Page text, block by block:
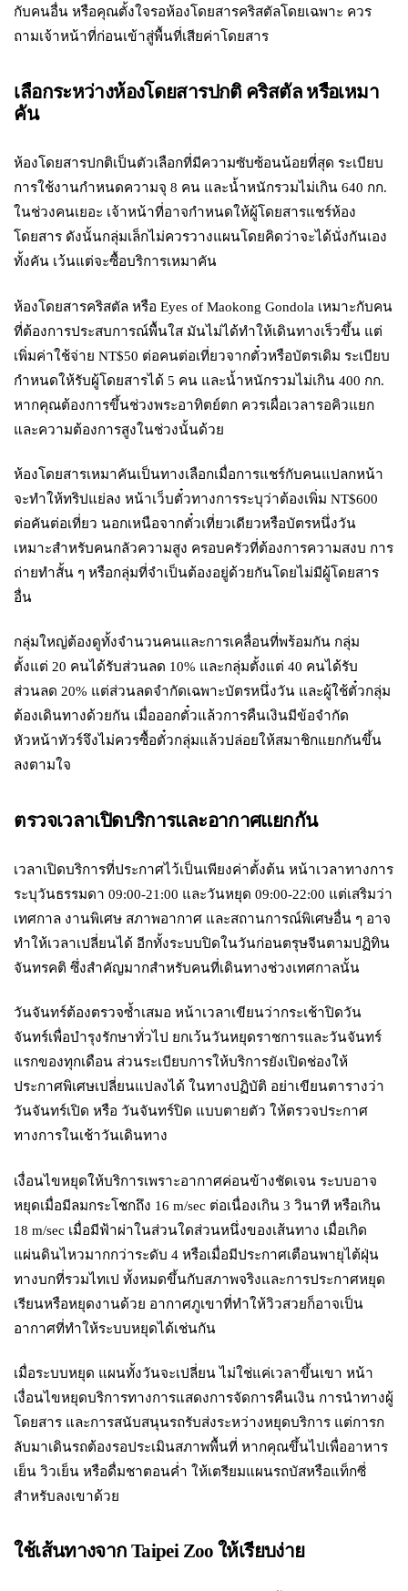
กับคนอื่น หรือคุณตั้งใจรอห้องโดยสารคริสตัลโดยเฉพาะ ควร
ถามเจ้าหน้าที่ก่อนเข้าสู่พื้นที่เสียค่าโดยสาร
เลือกระหว่างห้องโดยสารปกติ คริสตัล หรือเหมา
คัน
ห้องโดยสารปกติเป็นตัวเลือกที่มีความซับซ้อนน้อยที่สุด ระเบียบ
การใช้งานกำหนดความจุ 8 คน และน้ำหนักรวมไม่เกิน 640 กก.
ในช่วงคนเยอะ เจ้าหน้าที่อาจกำหนดให้ผู้โดยสารแชร์ห้อง
โดยสาร ดังนั้นกลุ่มเล็กไม่ควรวางแผนโดยคิดว่าจะได้นั่งกันเอง
ทั้งคัน เว้นแต่จะซื้อบริการเหมาคัน
ห้องโดยสารคริสตัล หรือ Eyes of Maokong Gondola เหมาะกับคน
ที่ต้องการประสบการณ์พื้นใส มันไม่ได้ทำให้เดินทางเร็วขึ้น แต่
เพิ่มค่าใช้จ่าย NT$50 ต่อคนต่อเที่ยวจากตั๋วหรือบัตรเดิม ระเบียบ
กำหนดให้รับผู้โดยสารได้ 5 คน และน้ำหนักรวมไม่เกิน 400 กก.
หากคุณต้องการขึ้นช่วงพระอาทิตย์ตก ควรเผื่อเวลารอคิวแยก
และความต้องการสูงในช่วงนั้นด้วย
ห้องโดยสารเหมาคันเป็นทางเลือกเมื่อการแชร์กับคนแปลกหน้า
จะทำให้ทริปแย่ลง หน้าเว็บตั๋วทางการระบุว่าต้องเพิ่ม NT$600
ต่อคันต่อเที่ยว นอกเหนือจากตั๋วเที่ยวเดียวหรือบัตรหนึ่งวัน
เหมาะสำหรับคนกลัวความสูง ครอบครัวที่ต้องการความสงบ การ
ถ่ายทำสั้น ๆ หรือกลุ่มที่จำเป็นต้องอยู่ด้วยกันโดยไม่มีผู้โดยสาร
อื่น
กลุ่มใหญ่ต้องดูทั้งจำนวนคนและการเคลื่อนที่พร้อมกัน กลุ่ม
ตั้งแต่ 20 คนได้รับส่วนลด 10% และกลุ่มตั้งแต่ 40 คนได้รับ
ส่วนลด 20% แต่ส่วนลดจำกัดเฉพาะบัตรหนึ่งวัน และผู้ใช้ตั๋วกลุ่ม
ต้องเดินทางด้วยกัน เมื่อออกตั๋วแล้วการคืนเงินมีข้อจำกัด
หัวหน้าทัวร์จึงไม่ควรซื้อตั๋วกลุ่มแล้วปล่อยให้สมาชิกแยกกันขึ้น
ลงตามใจ
ตรวจเวลาเปิดบริการและอากาศแยกกัน
เวลาเปิดบริการที่ประกาศไว้เป็นเพียงค่าตั้งต้น หน้าเวลาทางการ
ระบุวันธรรมดา 09:00-21:00 และวันหยุด 09:00-22:00 แต่เสริมว่า
เทศกาล งานพิเศษ สภาพอากาศ และสถานการณ์พิเศษอื่น ๆ อาจ
ทำให้เวลาเปลี่ยนได้ อีกทั้งระบบปิดในวันก่อนตรุษจีนตามปฏิทิน
จันทรคติ ซึ่งสำคัญมากสำหรับคนที่เดินทางช่วงเทศกาลนั้น
วันจันทร์ต้องตรวจซ้ำเสมอ หน้าเวลาเขียนว่ากระเช้าปิดวัน
จันทร์เพื่อบำรุงรักษาทั่วไป ยกเว้นวันหยุดราชการและวันจันทร์
แรกของทุกเดือน ส่วนระเบียบการให้บริการยังเปิดช่องให้
ประกาศพิเศษเปลี่ยนแปลงได้ ในทางปฏิบัติ อย่าเขียนตารางว่า
วันจันทร์เปิด หรือ วันจันทร์ปิด แบบตายตัว ให้ตรวจประกาศ
ทางการในเช้าวันเดินทาง
เงื่อนไขหยุดให้บริการเพราะอากาศค่อนข้างชัดเจน ระบบอาจ
หยุดเมื่อมีลมกระโชกถึง 16 m/sec ต่อเนื่องเกิน 3 วินาที หรือเกิน
18 m/sec เมื่อมีฟ้าผ่าในส่วนใดส่วนหนึ่งของเส้นทาง เมื่อเกิด
แผ่นดินไหวมากกว่าระดับ 4 หรือเมื่อมีประกาศเตือนพายุไต้ฝุ่น
ทางบกที่รวมไทเป ทั้งหมดขึ้นกับสภาพจริงและการประกาศหยุด
เรียนหรือหยุดงานด้วย อากาศภูเขาที่ทำให้วิวสวยก็อาจเป็น
อากาศที่ทำให้ระบบหยุดได้เช่นกัน
เมื่อระบบหยุด แผนทั้งวันจะเปลี่ยน ไม่ใช่แค่เวลาขึ้นเขา หน้า
เงื่อนไขหยุดบริการทางการแสดงการจัดการคืนเงิน การนำทางผู้
โดยสาร และการสนับสนุนรถรับส่งระหว่างหยุดบริการ แต่การก
ลับมาเดินรถต้องรอประเมินสภาพพื้นที่ หากคุณขึ้นไปเพื่ออาหาร
เย็น วิวเย็น หรือดื่มชาตอนค่ำ ให้เตรียมแผนรถบัสหรือแท็กซี่
สำหรับลงเขาด้วย
ใช้เส้นทางจาก Taipei Zoo ให้เรียบง่าย